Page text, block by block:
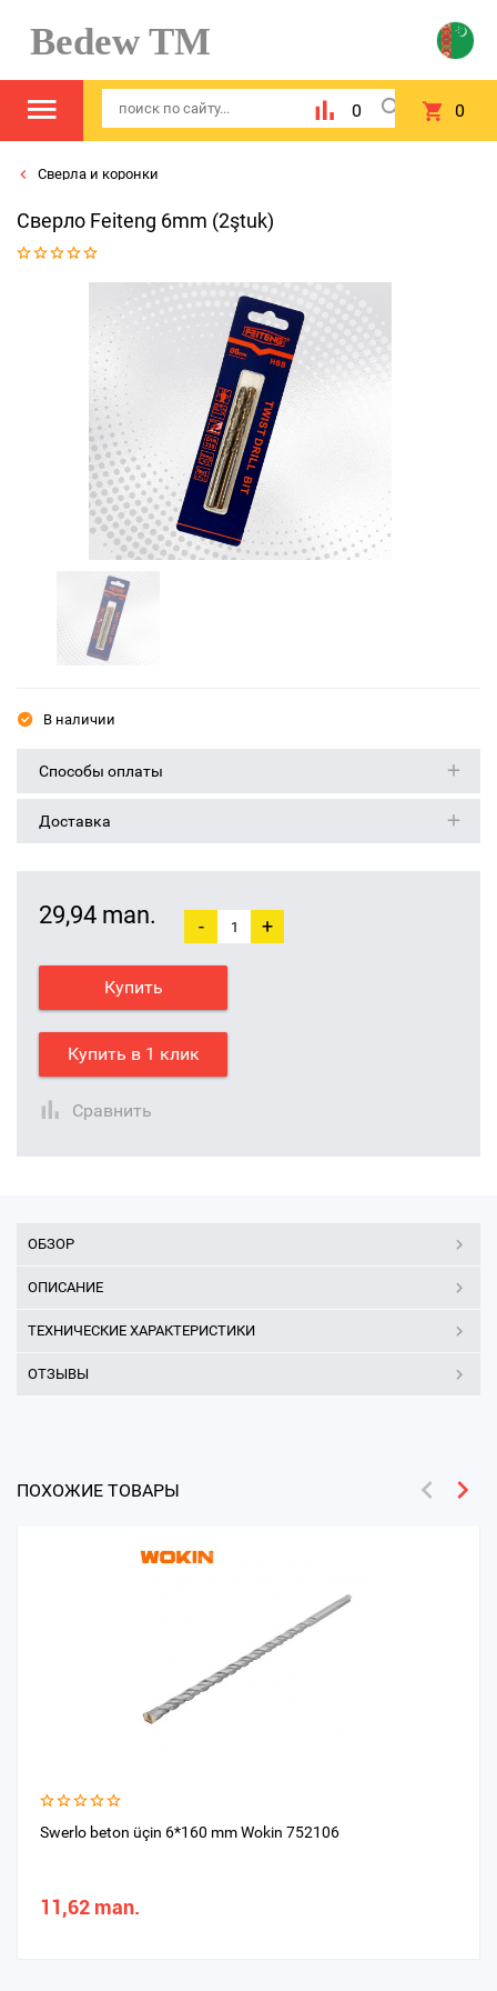
Bedew TM
0 0
Сверла и коронки
Сверло Feiteng 6mm (2ştuk)
В наличии
Способы оплаты
Доставка
29,94 man. - +
Купить
Купить в 1 клик
Сравнить
ОБЗОР
ОПИСАНИЕ
ТЕХНИЧЕСКИЕ ХАРАКТЕРИСТИКИ
ОТЗЫВЫ
ПОХОЖИЕ ТОВАРЫ
Swerlo beton üçin 6*160 mm Wokin 752106
11,62 man.